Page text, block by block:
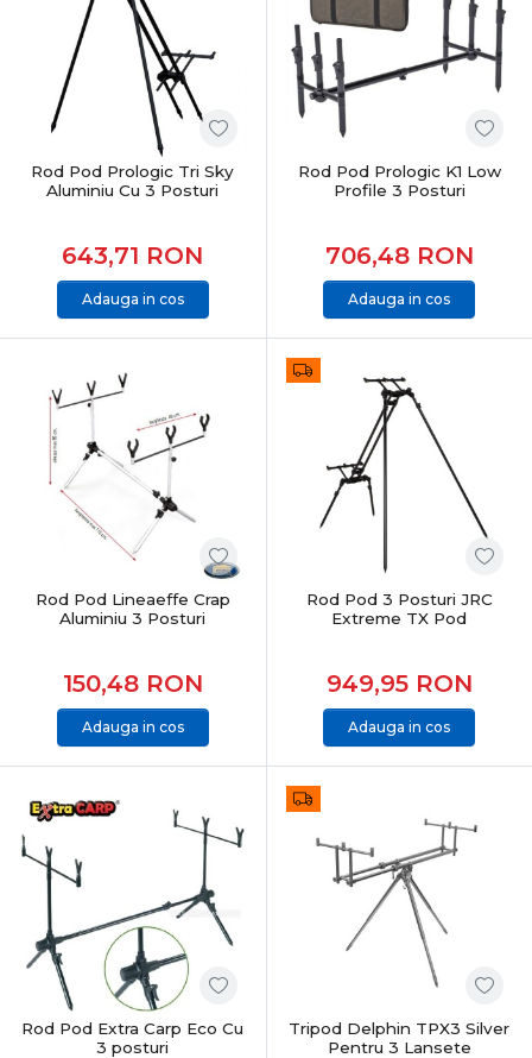
Pescuitul la crap presupune:
monturi bine echilibrate
adaptare la substrat și adâncime
prezentare corectă a momelii
schimbări rapide în funcție de activitatea peștilor
Accesoriile dedicate permit optimizarea fiecărui detaliu.
protecția peștelui este esențială
manipularea se face pe saltele dedicate
eliberarea corectă asigură sustenabilitatea
Categoria Crap din PRO ANGLER include produse care
respectă aceste principii.
Categoria Crap în oferta PRO ANGLER
Categoria Crap din PRO ANGLER este structurată
pentru pescarii care caută performanță reală, fiabilitate
și echipamente testate. Produsele sunt atent
selecționate pentru pescuit recreativ, sesiuni lungi sau
competiții, acoperind toate nevoile pescarului modern
CONCLUZIE
Pescuitul la crap înseamnă echilibru între putere,
control și precizie. Alegerea echipamentelor potrivite îți
oferă încredere, eficiență și șanse reale la capturi
memorabile, indiferent de locul sau condițiile de pescuit.
Rod Pod Prologic Tri Sky
Aluminiu Cu 3 Posturi
643,71 RON
Adauga in cos
Rod Pod Prologic K1 Low
Profile 3 Posturi
706,48 RON
Adauga in cos
Rod Pod Lineaeffe Crap
Aluminiu 3 Posturi
150,48 RON
Adauga in cos
Rod Pod 3 Posturi JRC
Extreme TX Pod
949,95 RON
Adauga in cos
Rod Pod Extra Carp Eco Cu
3 posturi
Tripod Delphin TPX3 Silver
Pentru 3 Lansete